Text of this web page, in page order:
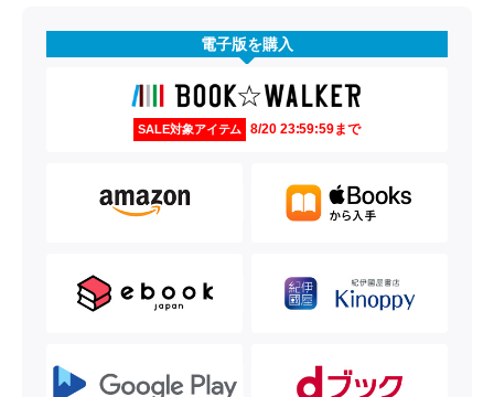
電子版を購入
SALE対象アイテム 8/20 23:59:59まで